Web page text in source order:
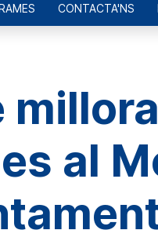
CONTACTA'NS
al